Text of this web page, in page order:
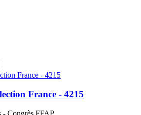
France - 4215
- Congrès FFAP